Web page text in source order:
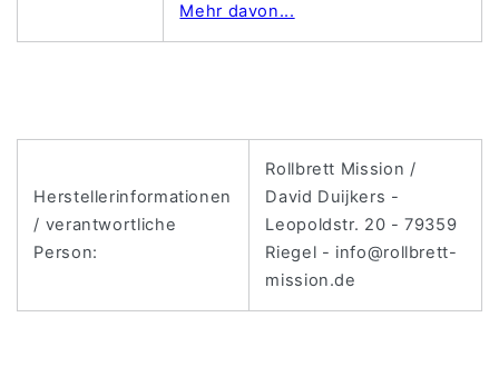
Mehr davon...
Herstellerinformationen
/ verantwortliche
Person:
Rollbrett Mission /
David Duijkers -
Leopoldstr. 20 - 79359
Riegel - info@rollbrett-
mission.de